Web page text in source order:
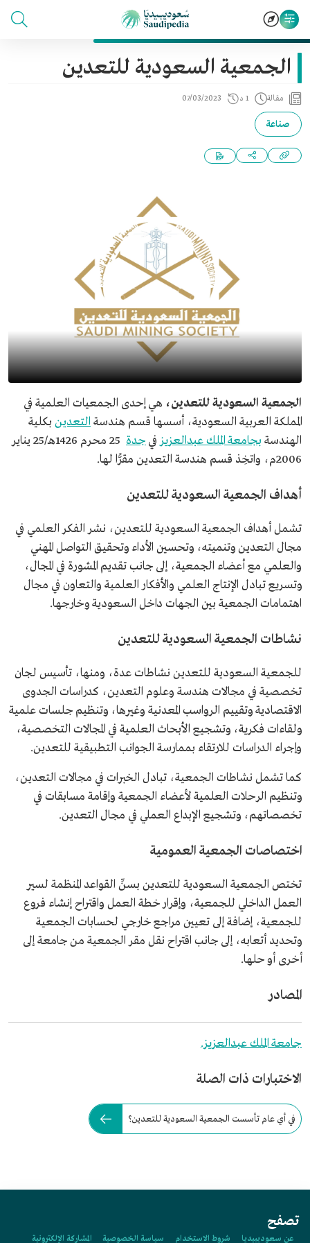
الجمعية السعودية للتعدين
مقالة 1 د 07/03/2023
صناعة
الجمعية السعودية للتعدين، هي إحدى الجمعيات العلمية في
المملكة العربية السعودية، أسسها قسم هندسة التعدين بكلية
الهندسة بجامعة الملك عبدالعزيز في جدة
25 محرم 1426هـ/25 يناير
2006م، واتخِذ قسم هندسة التعدين مقرًّا لها.
أهداف الجمعية السعودية للتعدين
تشمل أهداف الجمعية السعودية للتعدين، نشر الفكر العلمي في
مجال التعدين وتنميته، وتحسين الأداء وتحقيق التواصل المهني
والعلمي مع أعضاء الجمعية، إلى جانب تقديم المشورة في المجال،
وتسريع تبادل الإنتاج العلمي والأفكار العلمية والتعاون في مجال
اهتمامات الجمعية بين الجهات داخل السعودية وخارجها.
نشاطات الجمعية السعودية للتعدين
للجمعية السعودية للتعدين نشاطات عدة، ومنها، تأسيس لجان
تخصصية في مجالات هندسة وعلوم التعدين، كدراسات الجدوى
الاقتصادية وتقييم الرواسب المعدنية وغيرها، وتنظيم جلسات علمية
ولقاءات فكرية، وتشجيع الأبحاث العلمية في المجالات التخصصية،
وإجراء الدراسات للارتقاء بممارسة الجوانب التطبيقية للتعدين.
كما تشمل نشاطات الجمعية، تبادل الخبرات في مجالات التعدين،
وتنظيم الرحلات العلمية لأعضاء الجمعية وإقامة مسابقات في
تخصصاتهم، وتشجيع الإبداع العملي في مجال التعدين.
اختصاصات الجمعية العمومية
تختص الجمعية السعودية للتعدين بسنِّ القواعد المنظمة لسير
العمل الداخلي للجمعية، وإقرار خطة العمل واقتراح إنشاء فروع
للجمعية، إضافة إلى تعيين مراجع خارجي لحسابات الجمعية
وتحديد أتعابه، إلى جانب اقتراح نقل مقر الجمعية من جامعة إلى
أخرى أو حلها.
المصادر
جامعة الملك عبدالعزيز.
الاختبارات ذات الصلة
في أي عام تأسست الجمعية السعودية للتعدين؟
تصفح
عن سعوديبيديا شروط الاستخدام سياسة الخصوصية المشاركة الإلكترونية